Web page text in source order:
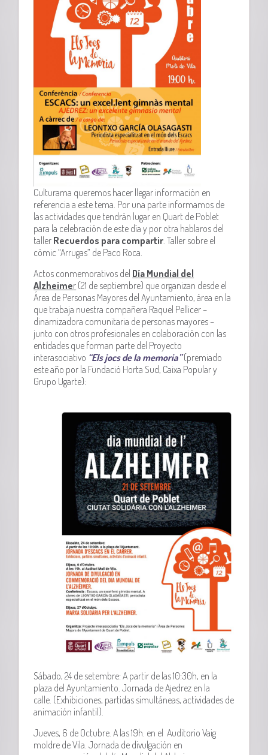
Culturama queremos hacer llegar información en
referencia a este tema. Por una parte informamos de
las actividades que tendrán lugar en Quart de Poblet
para la celebración de este día y por otra hablaros del
taller Recuerdos para compartir. Taller sobre el
cómic “Arrugas” de Paco Roca.
Actos conmemorativos del Día Mundial del
Alzheimer (21 de septiembre) que organizan desde el
Área de Personas Mayores del Ayuntamiento, área en la
que trabaja nuestra compañera Raquel Pellicer –
dinamizadora comunitaria de personas mayores –
junto con otros profesionales en colaboración con las
entidades que forman parte del Proyecto
interasociativo “Els jocs de la memoria”(premiado
este año por la Fundació Horta Sud, Caixa Popular y
Grupo Ugarte):
Sábado, 24 de setembre: A partir de las 10:30h, en la
plaza del Ayuntamiento. Jornada de Ajedrez en la
calle. (Exhibiciones, partidas simultáneas, actividades de
animación infantil).
Jueves, 6 de Octubre. A las 19h. en el Auditorio Vaig
moldre de Vila. Jornada de divulgación en